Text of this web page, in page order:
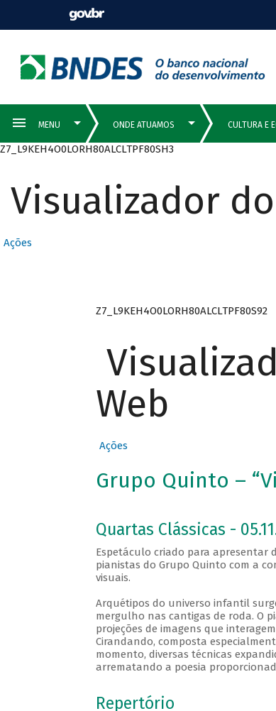
Z7_L9KEH4O0LORH80ALCLTPF80SH3
Visualizador
Ações
Z7_L9KEH4O0LORH80ALCLTPF80S92
Web
Ações
Grupo Quinto –
Quartas Clássicas -
Espetáculo criado para apresentar
pianistas do Grupo Quinto com a
visuais.
Arquétipos do universo infantil
mergulho nas cantigas de roda. O
projeções de imagens que
Cirandando, composta
momento, diversas técnicas
arrematando a poesia
Repertório